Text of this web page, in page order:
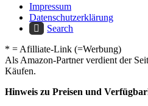
Impressum
Datenschutzerklärung
Search
* = Afilliate-Link (=Werbung)
Als Amazon-Partner verdient der
Käufen.
Hinweis zu Preisen und